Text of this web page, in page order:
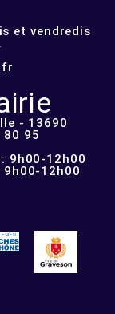
et vendredis
- 13690
80 95
9h00-12h00
12h00